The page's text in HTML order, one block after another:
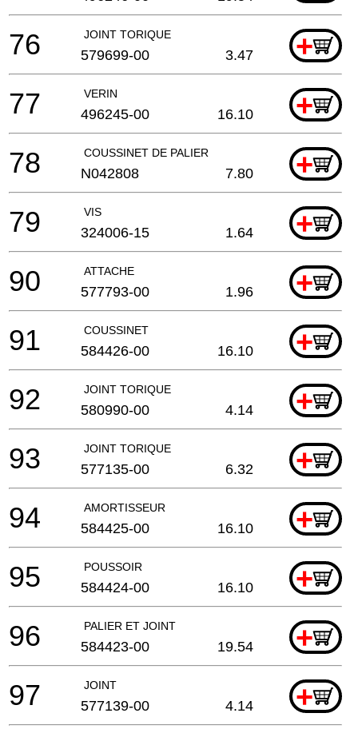
JOINT TORIQUE +
76 579699-00 3.47
VERIN +
77 496245-00 16.10
COUSSINET DE PALIER +
78 N042808 7.80
VIS +
79 324006-15 1.64
ATTACHE +
90 577793-00 1.96
COUSSINET +
91 584426-00 16.10
JOINT TORIQUE +
92 580990-00 4.14
JOINT TORIQUE +
93 577135-00 6.32
AMORTISSEUR +
94 584425-00 16.10
POUSSOIR +
95 584424-00 16.10
PALIER ET JOINT +
96 584423-00 19.54
JOINT +
97 577139-00 4.14